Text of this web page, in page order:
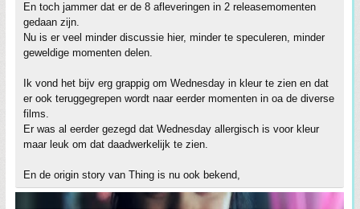
En toch jammer dat er de 8 afleveringen in 2 releasemomenten
gedaan zijn.
Nu is er veel minder discussie hier, minder te speculeren, minder
geweldige momenten delen.
Ik vond het bijv erg grappig om Wednesday in kleur te zien en dat
er ook teruggegrepen wordt naar eerder momenten in oa de diverse
films.
Er was al eerder gezegd dat Wednesday allergisch is voor kleur
maar leuk om dat daadwerkelijk te zien.
En de origin story van Thing is nu ook bekend,